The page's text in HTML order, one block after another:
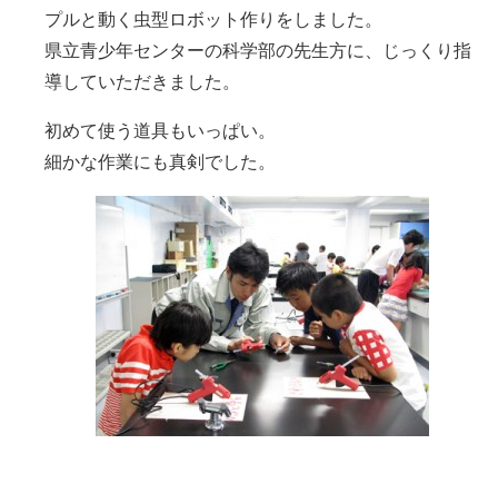
プルと動く虫型ロボット作りをしました。
県立青少年センターの科学部の先生方に、じっくり指
導していただきました。
初めて使う道具もいっぱい。
細かな作業にも真剣でした。